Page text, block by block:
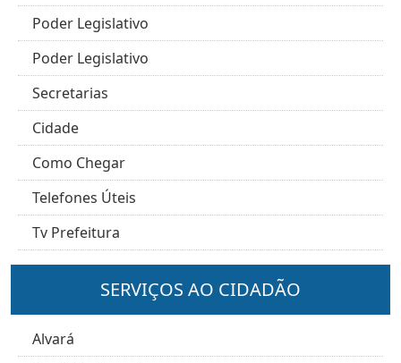
Poder Legislativo
Poder Legislativo
Secretarias
Cidade
Como Chegar
Telefones Úteis
Tv Prefeitura
SERVIÇOS AO CIDADÃO
Alvará